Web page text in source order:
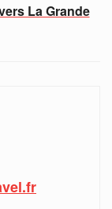
La Grande